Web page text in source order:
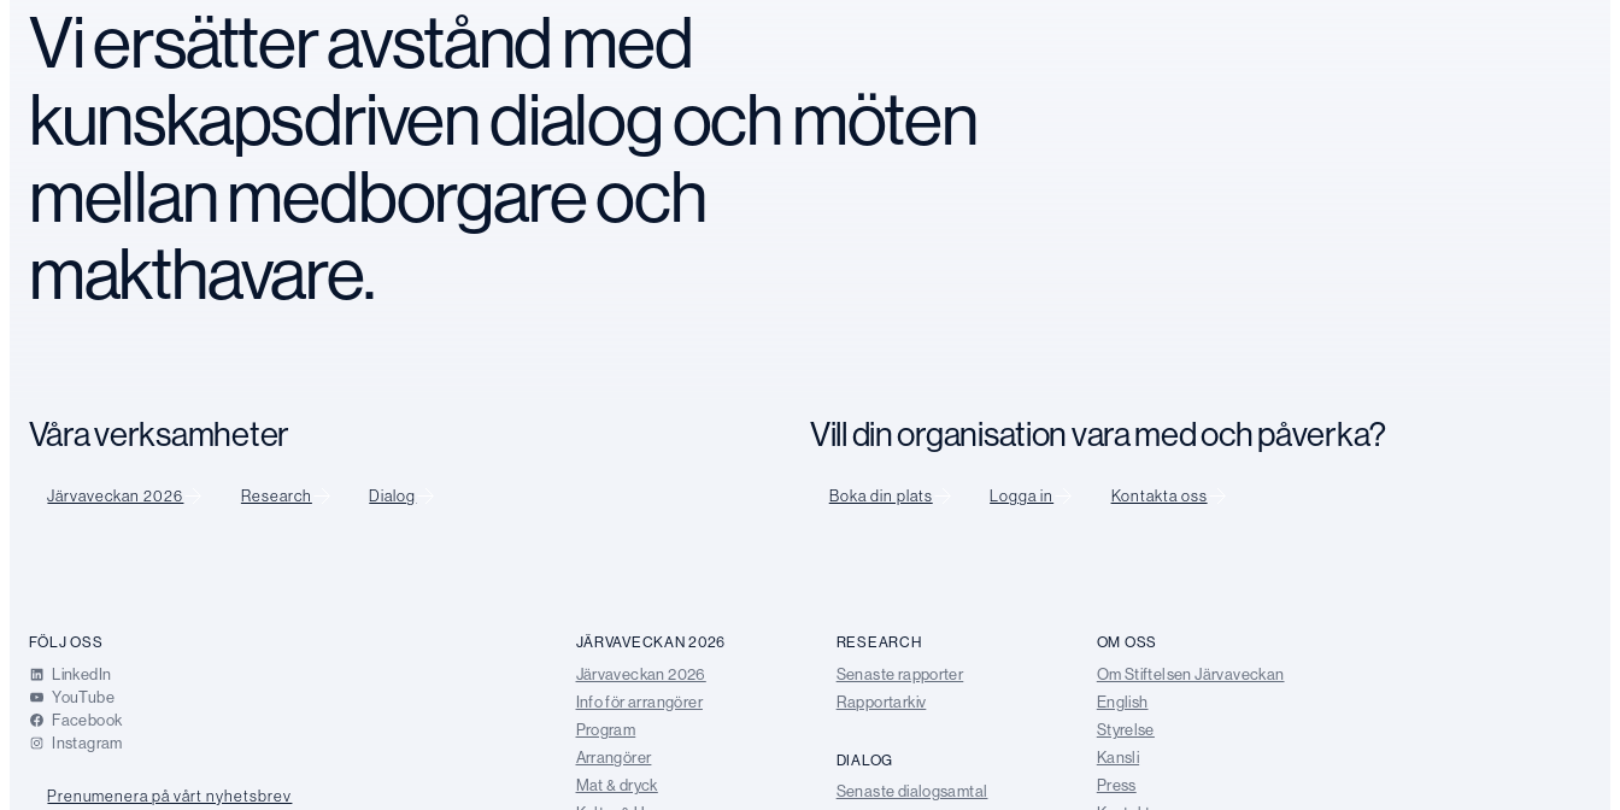
Vi ersätter avstånd med
kunskapsdriven dialog och möten
mellan medborgare och
makthavare.
Våra verksamheter
Järvaveckan 2026 Research Dialog
Vill din organisation vara med och påverka?
Boka din plats Logga in Kontakta oss
FÖLJ OSS
LinkedIn
YouTube
Facebook
Instagram
Prenumenera på vårt nyhetsbrev
JÄRVAVECKAN 2026
Järvaveckan 2026
Info för arrangörer
Program
Arrangörer
Mat & dryck
RESEARCH
Senaste rapporter
Rapportarkiv
DIALOG
Senaste dialogsamtal
OM OSS
Om Stiftelsen Järvaveckan
English
Styrelse
Kansli
Press